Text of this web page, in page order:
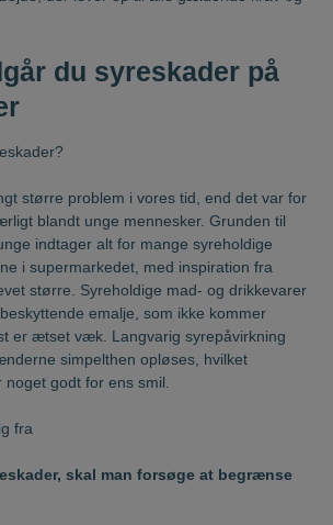
du syreskader på
større problem i vores tid, end det var for
blandt unge mennesker. Grunden til
indtager alt for mange syreholdige
i supermarkedet, med inspiration fra
større. Syreholdige mad- og drikkevarer
emalje, som ikke kommer
er ætset væk. Langvarig syrepåvirkning
simpelthen opløses, hvilket
godt for ens smil.
fra
skal man forsøge at begrænse